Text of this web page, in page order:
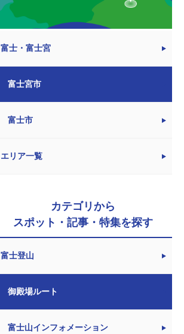
富士・富士宮
富士宮市
富士市
エリア一覧
カテゴリから
スポット・記事・特集を探す
富士登山
御殿場ルート
富士山インフォメーション